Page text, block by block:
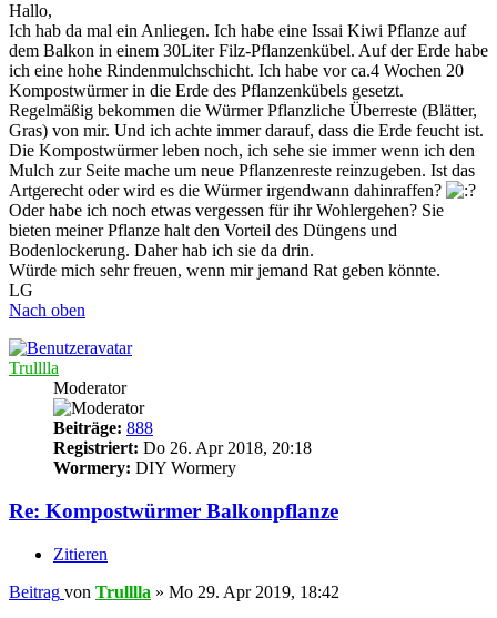
Hallo,
Ich hab da mal ein Anliegen. Ich habe eine Issai Kiwi Pflanze auf
dem Balkon in einem 30Liter Filz-Pflanzenkübel. Auf der Erde habe
ich eine hohe Rindenmulchschicht. Ich habe vor ca.4 Wochen 20
Kompostwürmer in die Erde des Pflanzenkübels gesetzt.
Regelmäßig bekommen die Würmer Pflanzliche Überreste (Blätter,
Gras) von mir. Und ich achte immer darauf, dass die Erde feucht ist.
Die Kompostwürmer leben noch, ich sehe sie immer wenn ich den
Mulch zur Seite mache um neue Pflanzenreste reinzugeben. Ist das
Artgerecht oder wird es die Würmer irgendwann dahinraffen?
Oder habe ich noch etwas vergessen für ihr Wohlergehen? Sie
bieten meiner Pflanze halt den Vorteil des Düngens und
Bodenlockerung. Daher hab ich sie da drin.
Würde mich sehr freuen, wenn mir jemand Rat geben könnte.
LG
Nach oben
Trulllla
Moderator
Beiträge: 888
Registriert: Do 26. Apr 2018, 20:18
Wormery: DIY Wormery
Re: Kompostwürmer Balkonpflanze
Zitieren
Beitrag von Trulllla » Mo 29. Apr 2019, 18:42